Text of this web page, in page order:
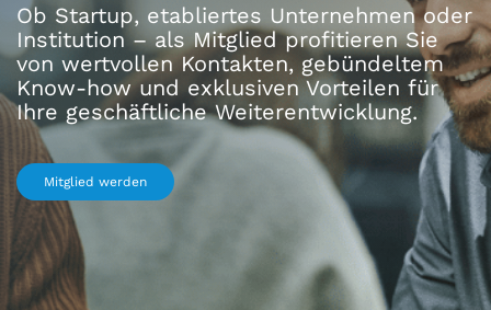
Ob Startup, etabliertes Unternehmen oder
Institution – als Mitglied profitieren Sie
von wertvollen Kontakten, gebündeltem
Know-how und exklusiven Vorteilen für
Ihre geschäftliche Weiterentwicklung.
Mitglied werden